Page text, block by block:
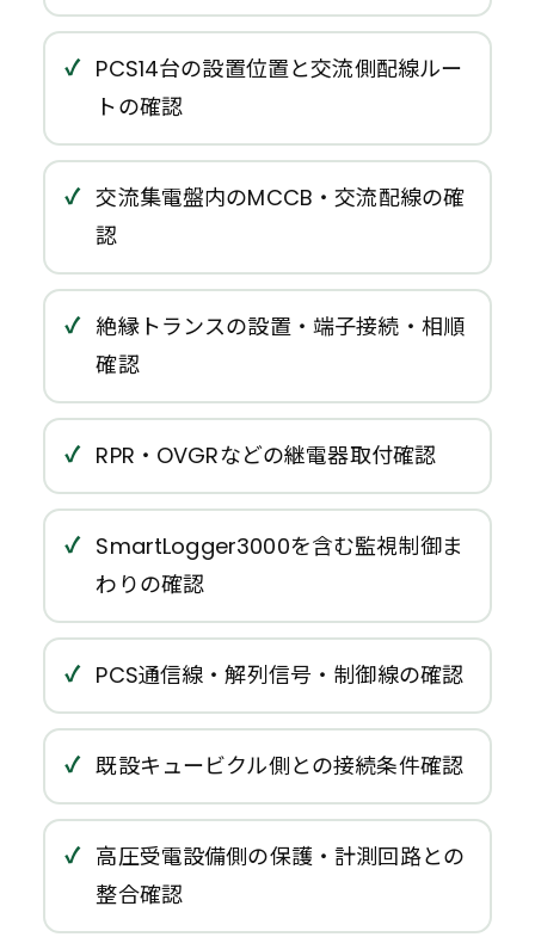
PCS14台の設置位置と交流側配線ルー
トの確認
交流集電盤内のMCCB・交流配線の確
認
絶縁トランスの設置・端子接続・相順
確認
RPR・OVGRなどの継電器取付確認
SmartLogger3000を含む監視制御ま
わりの確認
PCS通信線・解列信号・制御線の確認
既設キュービクル側との接続条件確認
高圧受電設備側の保護・計測回路との
整合確認